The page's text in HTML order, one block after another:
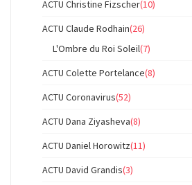
ACTU Christine Fizscher(10)
ACTU Claude Rodhain(26)
L'Ombre du Roi Soleil(7)
ACTU Colette Portelance(8)
ACTU Coronavirus(52)
ACTU Dana Ziyasheva(8)
ACTU Daniel Horowitz(11)
ACTU David Grandis(3)